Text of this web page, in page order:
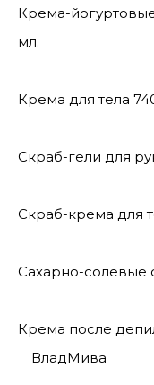
Крема-
мл.
Крема для тела
Скраб-гели для
Скраб-крема для
Сахарно-солевые
Крема после
ВладМива